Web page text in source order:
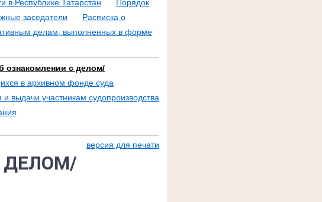
в Республике Татарстан
Порядок
заседатели
Расписка о
делам, выполненных в форме
ознакомлении с делом/
в архивном фонде суда
выдачи участникам судопроизводства
версия для печати
ДЕЛОМ/